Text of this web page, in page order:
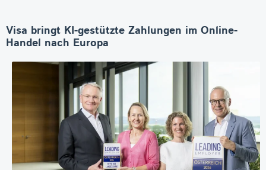
Visa bringt KI-gestützte Zahlungen im Online-
Handel nach Europa